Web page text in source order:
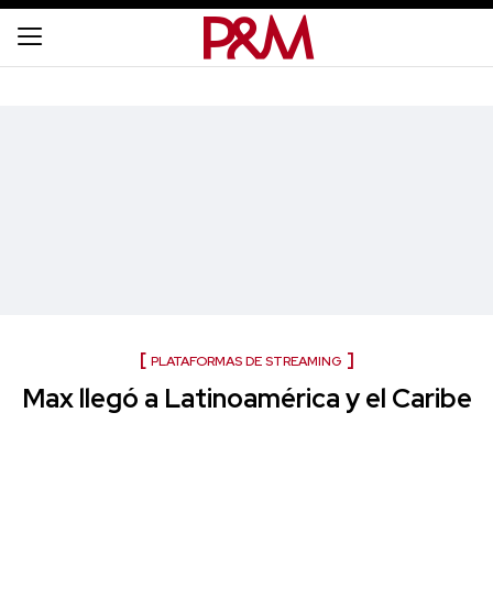
PLATAFORMAS DE STREAMING
Max llegó a Latinoamérica y el Caribe